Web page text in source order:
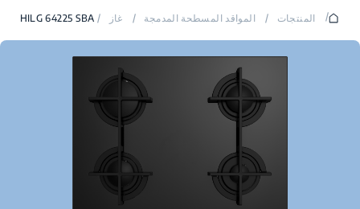
/ المنتجات / المواقد المسطحة المدمجة / غاز /
HILG 64225 SBA